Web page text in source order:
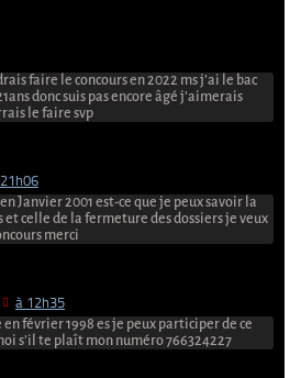
faire le concours en 2022 ms j’ai le bac
donc suis pas encore âgé j’aimerais
le faire svp
Janvier 2001 est-ce que je peux savoir la
et celle de la fermeture des dossiers je veux
merci
à 12h35
en février 1998 es je peux participer de ce
s’il te plaît mon numéro 766324227